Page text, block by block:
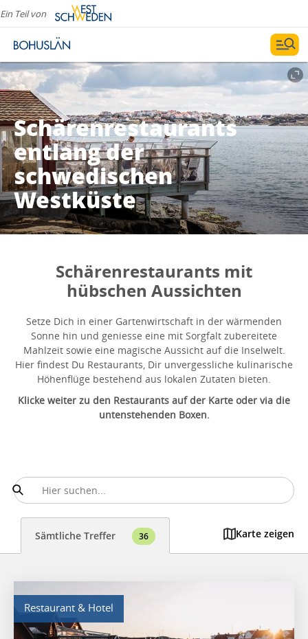
Ein Teil von
Schärenrestaurants
entlang der
schwedischen
Westküste
Schärenrestaurants mit
hübschen Aussichten
Setze Dich in einer Gartenwirtschaft in der wärmenden
Sonne hin und geniesse eine mit Sorgfalt zubereitete
Mahlzeit sowie eine magische Aussicht auf die Inselwelt.
Hier findest Du Restaurants, Dir unvergessliche kulinarische
Höhenflüge bestehend aus lokalen Zutaten bieten.
Klicke weiter zu den Restaurants auf der Karte oder via die
untenstehenden Boxen.
Sämtliche Treffer 36 Karte zeigen
Restaurant & Hotel